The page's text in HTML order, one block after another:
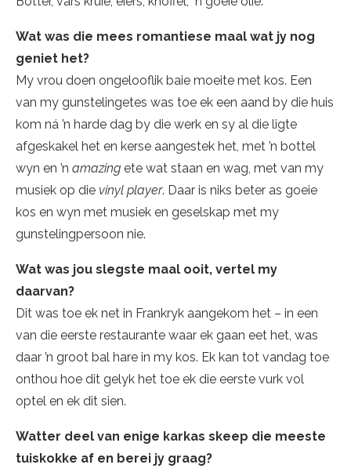
Wat was die mees romantiese maal wat jy nog
geniet het?
My vrou doen ongelooflik baie moeite met kos. Een
van my gunstelingetes was toe ek een aand by die huis
kom ná ’n harde dag by die werk en sy al die ligte
afgeskakel het en kerse aangestek het, met ’n bottel
wyn en ’n amazing ete wat staan en wag, met van my
musiek op die vinyl player. Daar is niks beter as goeie
kos en wyn met musiek en geselskap met my
gunstelingpersoon nie.
Wat was jou slegste maal ooit, vertel my
daarvan?
Dit was toe ek net in Frankryk aangekom het – in een
van die eerste restaurante waar ek gaan eet het, was
daar ’n groot bal hare in my kos. Ek kan tot vandag toe
onthou hoe dit gelyk het toe ek die eerste vurk vol
optel en ek dit sien.
Watter deel van enige karkas skeep die meeste
tuiskokke af en berei jy graag?